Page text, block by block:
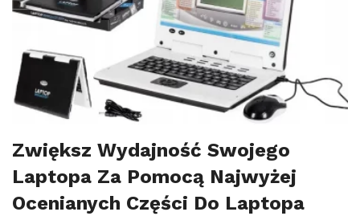
Zwiększ Wydajność Swojego
Laptopa Za Pomocą Najwyżej
Ocenianych Części Do Laptopa